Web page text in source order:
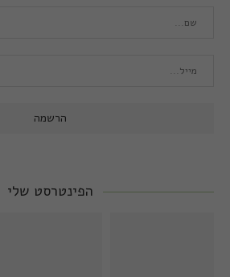
הפינטרסט שלי